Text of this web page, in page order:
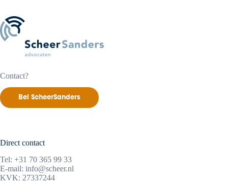
Contact?
Bel ScheerSanders
Direct contact
Tel: +31 70 365 99 33
E-mail: info@scheer.nl
KVK: 27337244